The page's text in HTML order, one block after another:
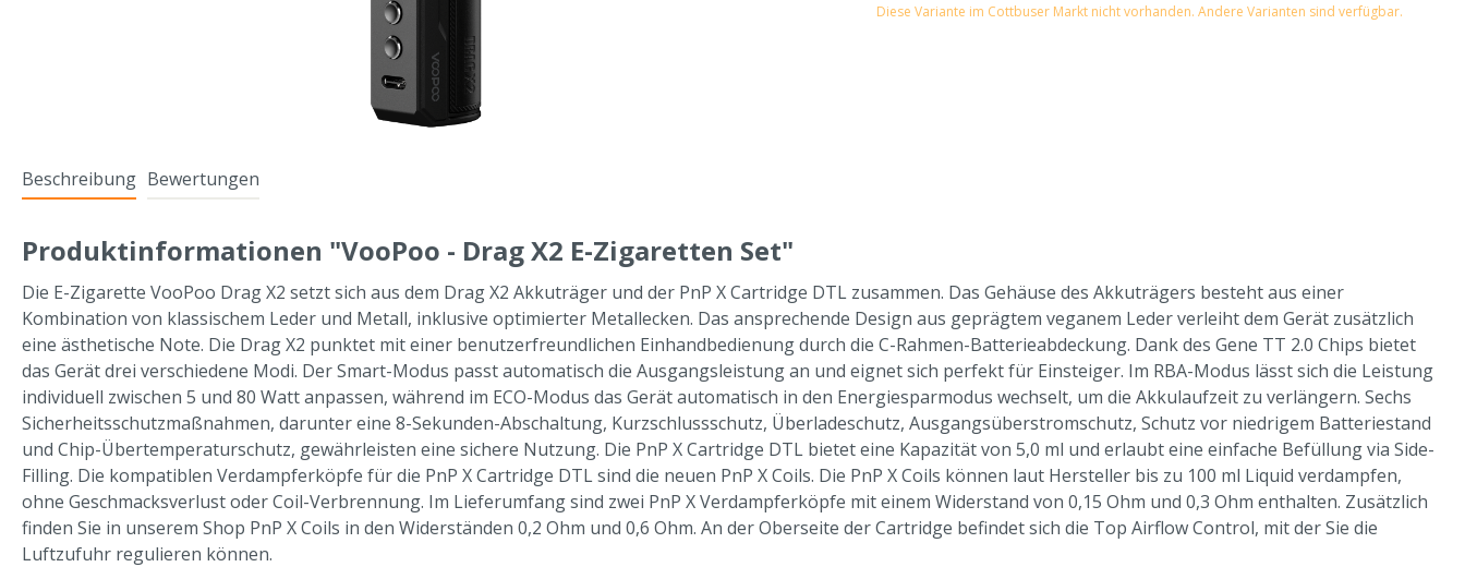
Diese Variante im Cottbuser Markt nicht vorhanden. Andere Varianten sind verfügbar.
Beschreibung Bewertungen
Produktinformationen "VooPoo - Drag X2 E-Zigaretten Set"
Die E-Zigarette VooPoo Drag X2 setzt sich aus dem Drag X2 Akkuträger und der PnP X Cartridge DTL zusammen. Das Gehäuse des Akkuträgers besteht aus einer
Kombination von klassischem Leder und Metall, inklusive optimierter Metallecken. Das ansprechende Design aus geprägtem veganem Leder verleiht dem Gerät zusätzlich
eine ästhetische Note. Die Drag X2 punktet mit einer benutzerfreundlichen Einhandbedienung durch die C-Rahmen-Batterieabdeckung. Dank des Gene TT 2.0 Chips bietet
das Gerät drei verschiedene Modi. Der Smart-Modus passt automatisch die Ausgangsleistung an und eignet sich perfekt für Einsteiger. Im RBA-Modus lässt sich die Leistung
individuell zwischen 5 und 80 Watt anpassen, während im ECO-Modus das Gerät automatisch in den Energiesparmodus wechselt, um die Akkulaufzeit zu verlängern. Sechs
Sicherheitsschutzmaßnahmen, darunter eine 8-Sekunden-Abschaltung, Kurzschlussschutz, Überladeschutz, Ausgangsüberstromschutz, Schutz vor niedrigem Batteriestand
und Chip-Übertemperaturschutz, gewährleisten eine sichere Nutzung. Die PnP X Cartridge DTL bietet eine Kapazität von 5,0 ml und erlaubt eine einfache Befüllung via Side-
Filling. Die kompatiblen Verdampferköpfe für die PnP X Cartridge DTL sind die neuen PnP X Coils. Die PnP X Coils können laut Hersteller bis zu 100 ml Liquid verdampfen,
ohne Geschmacksverlust oder Coil-Verbrennung. Im Lieferumfang sind zwei PnP X Verdampferköpfe mit einem Widerstand von 0,15 Ohm und 0,3 Ohm enthalten. Zusätzlich
finden Sie in unserem Shop PnP X Coils in den Widerständen 0,2 Ohm und 0,6 Ohm. An der Oberseite der Cartridge befindet sich die Top Airflow Control, mit der Sie die
Luftzufuhr regulieren können.